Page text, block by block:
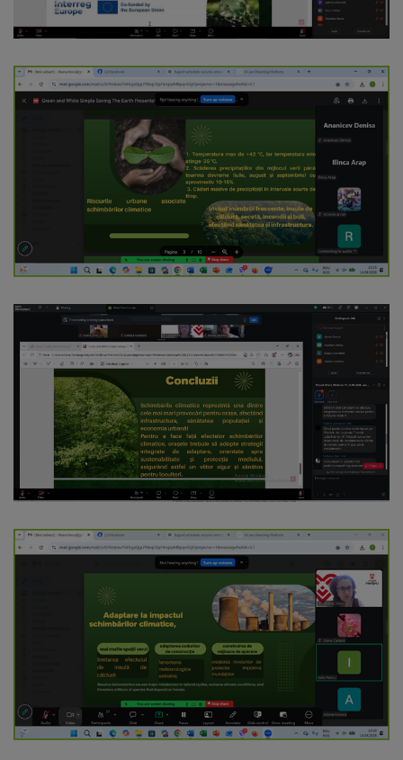
arhitecturale
Personalități
marcante
Sportivi
performanță
Orașul
în
imagini
Galerie
video
Galerii
foto
Primărie
Primar
Viceprimari
Organigrama